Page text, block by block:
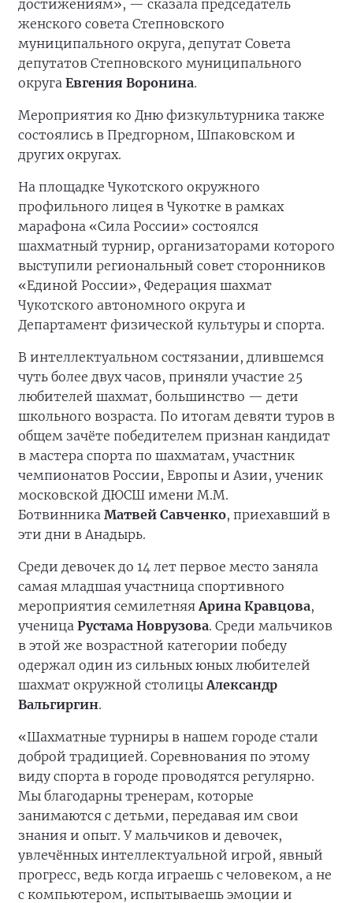
достижениям», — сказала председатель
женского совета Степновского
муниципального округа, депутат Совета
депутатов Степновского муниципального
округа Евгения Воронина.
Мероприятия ко Дню физкультурника также
состоялись в Предгорном, Шпаковском и
других округах.
На площадке Чукотского окружного
профильного лицея в Чукотке в рамках
марафона «Сила России» состоялся
шахматный турнир, организаторами которого
выступили региональный совет сторонников
«Единой России», Федерация шахмат
Чукотского автономного округа и
Департамент физической культуры и спорта.
В интеллектуальном состязании, длившемся
чуть более двух часов, приняли участие 25
любителей шахмат, большинство — дети
школьного возраста. По итогам девяти туров в
общем зачёте победителем признан кандидат
в мастера спорта по шахматам, участник
чемпионатов России, Европы и Азии, ученик
московской ДЮСШ имени М.М.
Ботвинника Матвей Савченко, приехавший в
эти дни в Анадырь.
Среди девочек до 14 лет первое место заняла
самая младшая участница спортивного
мероприятия семилетняя Арина Кравцова,
ученица Рустама Новрузова. Среди мальчиков
в этой же возрастной категории победу
одержал один из сильных юных любителей
шахмат окружной столицы Александр
Вальгиргин.
«Шахматные турниры в нашем городе стали
доброй традицией. Соревнования по этому
виду спорта в городе проводятся регулярно.
Мы благодарны тренерам, которые
занимаются с детьми, передавая им свои
знания и опыт. У мальчиков и девочек,
увлечённых интеллектуальной игрой, явный
прогресс, ведь когда играешь с человеком, а не
с компьютером, испытываешь эмоции и